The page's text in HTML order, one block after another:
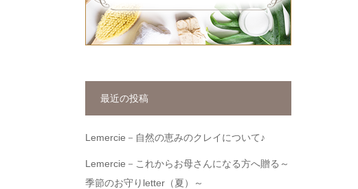
最近の投稿
Lemercie－自然の恵みのクレイについて♪
Lemercie－これからお母さんになる方へ贈る～
季節のお守りletter（夏）～